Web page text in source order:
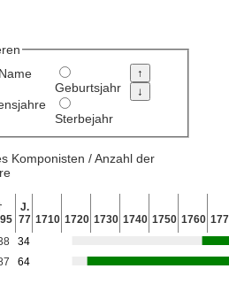
Name
Geburtsjahr
Sterbejahr
Komponisten / Anzahl der
J.
77 1710 1720 1730 1740 1750 1760
34
64